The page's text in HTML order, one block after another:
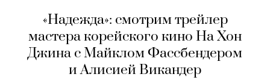
«Надежда»: смотрим трейлер
мастера корейского кино На Хон
Джина с Майклом Фассбендером
и Алисией Викандер